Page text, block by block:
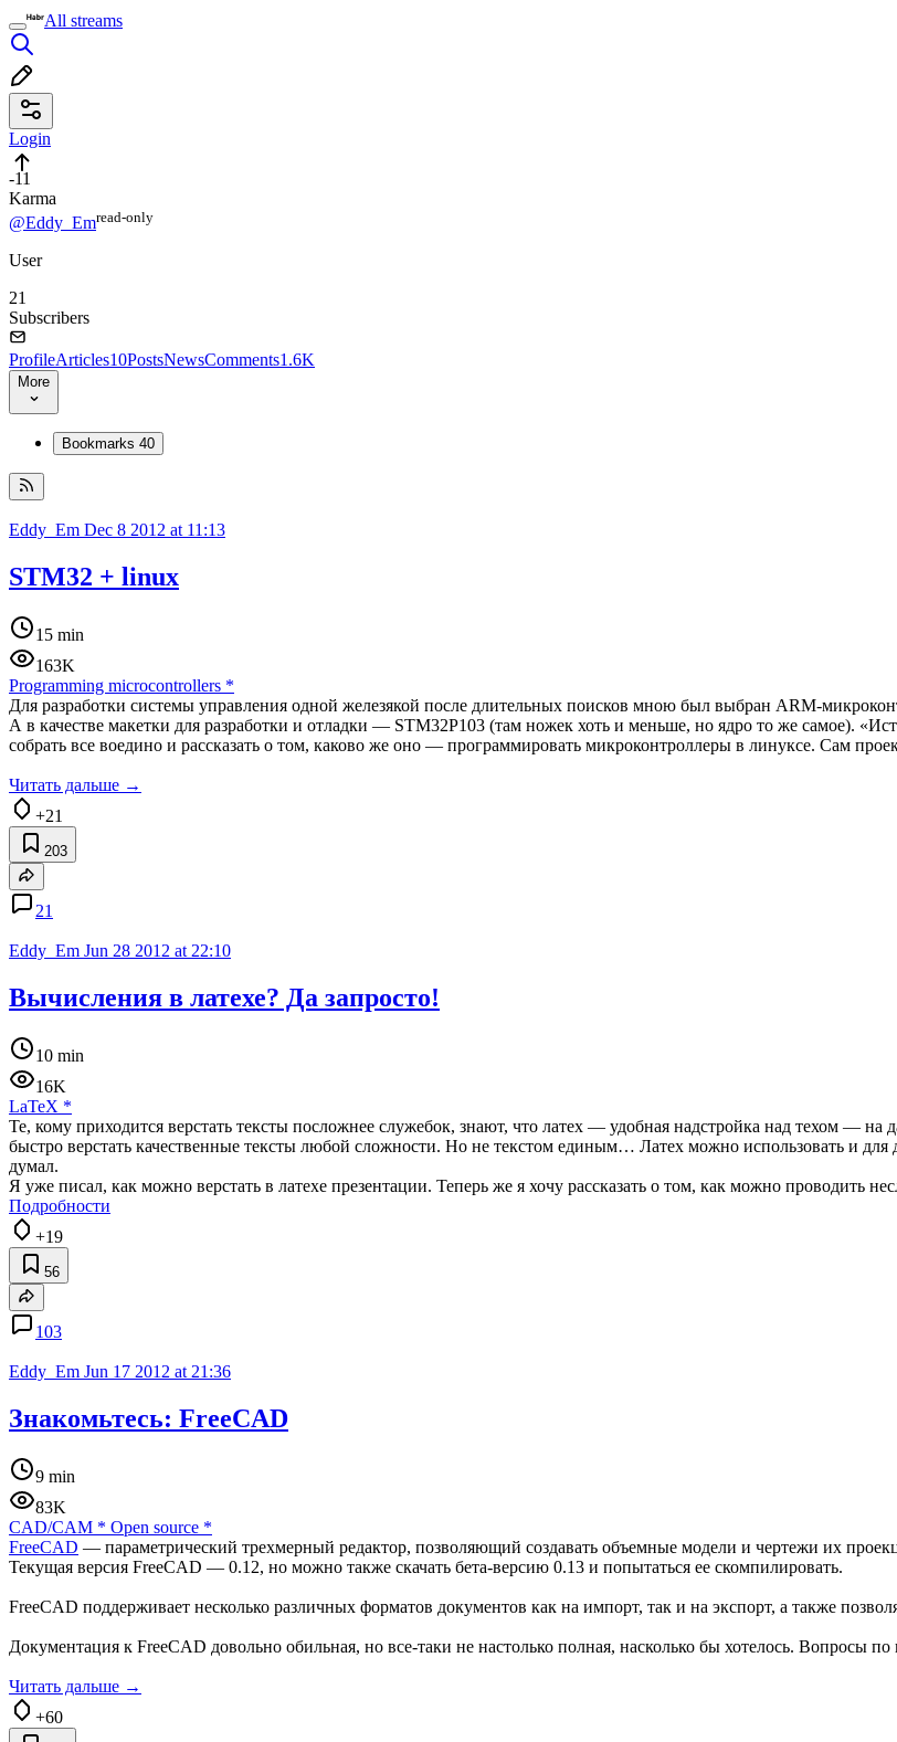
All streams
Login
-11
Karma
@Eddy_Emread⁠-⁠only
User
21
Subscribers
ProfileArticles10PostsNewsComments1.6K
More
Bookmarks 40
Eddy_Em Dec 8 2012 at 11:13
STM32 + linux
15 min
163K
Programming microcontrollers *
Для разработки системы управления одной железякой после длительных поисков мною был выбран ARM-
А в качестве макетки для разработки и отладки — STM32P103 (там ножек хоть и меньше, но ядро то же самое).
собрать все воедино и рассказать о том, каково же оно — программировать микроконтроллеры в линуксе. Сам
Читать дальше →
+21
203
21
Eddy_Em Jun 28 2012 at 22:10
Вычисления в латехе? Да запросто!
10 min
16K
LaTeX *
Те, кому приходится верстать тексты посложнее служебок, знают, что латех — удобная надстройка над техом —
быстро верстать качественные тексты любой сложности. Но не текстом единым… Латех можно использовать и для
думал.
Я уже писал, как можно верстать в латехе презентации. Теперь же я хочу рассказать о том, как можно проводить
Подробности
+19
56
103
Eddy_Em Jun 17 2012 at 21:36
Знакомьтесь: FreeCAD
9 min
83K
CAD/CAM * Open source *
FreeCAD — параметрический трехмерный редактор, позволяющий создавать объемные модели и чертежи их
Текущая версия FreeCAD — 0.12, но можно также скачать бета-версию 0.13 и попытаться ее скомпилировать.
FreeCAD поддерживает несколько различных форматов документов как на импорт, так и на экспорт, а также
Документация к FreeCAD довольно обильная, но все-таки не настолько полная, насколько бы хотелось. Вопросы
Читать дальше →
+60